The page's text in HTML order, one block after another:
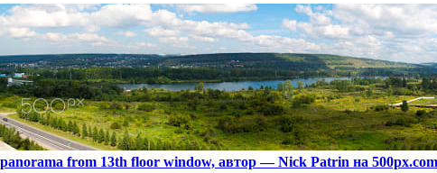
panorama from 13th floor window, автор — Nick Patrin на 500px.com